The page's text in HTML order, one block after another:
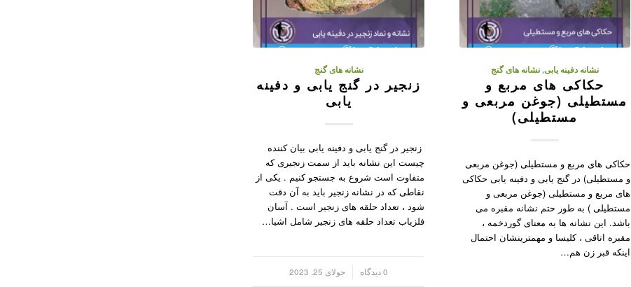
نشانه دفینه یابی,نشانه های گنج
حکاکی های مربع و
مستطیلی (جوغن مربعی و
مستطیلی)
حکاکی های مربع و مستطیلی (جوغن مربعی
و مستطیلی) در گنج یابی و دفینه یابی حکاکی
های مربع و مستطیلی (جوغن مربعی و
مستطیلی ) به طور حتم نشانه مقبره می
باشد. این نشانه ها به معنای گوردخمه ،
مقبره اتاقی ، کلیسا و مهمترینشان احتمال
اینکه قبر زن هم…
نشانه های گنج
زنجیر در گنج یابی و دفینه
یابی
زنجیر در گنج یابی و دفینه یابی بیان کننده
چیست این نشانه باید از سمت زنجیری که
متفاوت است شروع به جستجو کنیم . یکی از
نقاطی که در نشانه زنجیر باید به آن دقت
شود ، تعداد حلقه های زنجیر است . آسان
فلزیاب تعداد حلقه های زنجیر شامل اشیا…
0 دیدگاه جولای 25, 2023